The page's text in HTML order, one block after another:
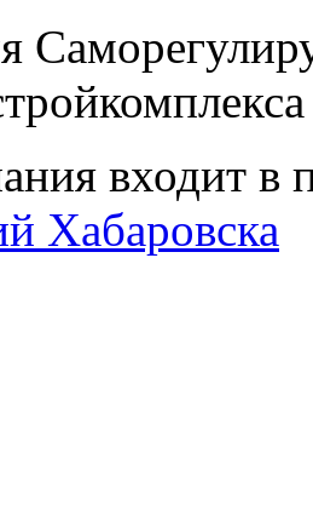
входит в
Хабаровска